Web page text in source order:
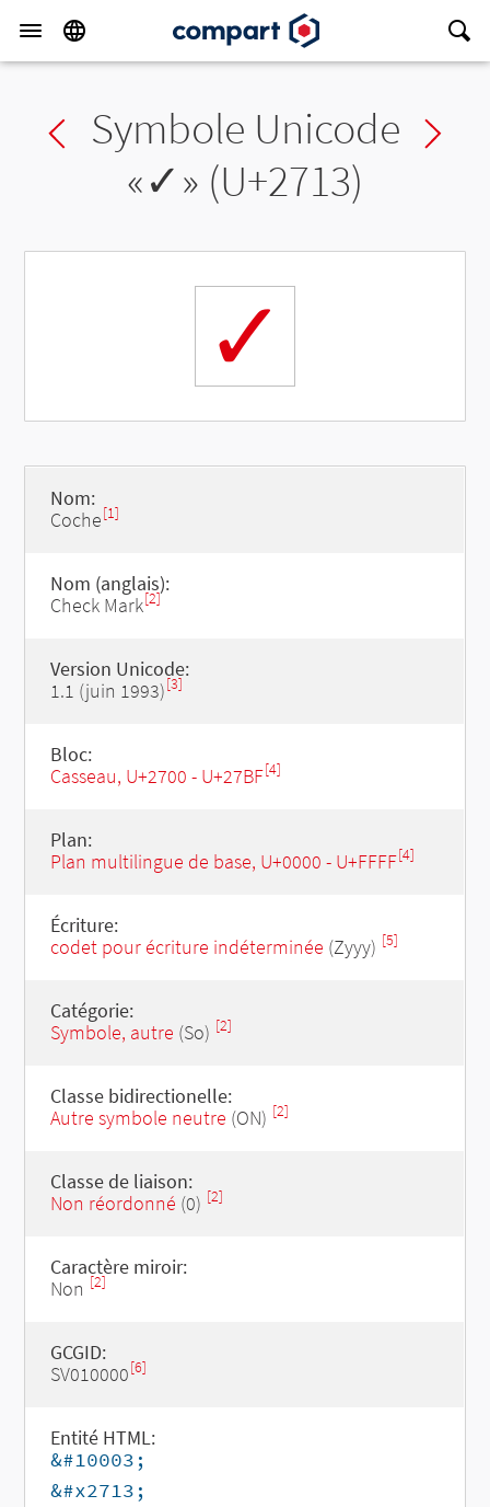
Previous char
Symbole Unicode
«✓» (U+2713)
✓
Nom:
Coche[1]
Nom (anglais):
Check Mark[2]
Version Unicode:
1.1 (juin 1993)[3]
Bloc:
Casseau, U+2700 - U+27BF[4]
Plan:
Plan multilingue de base, U+0000 - U+FFFF[4]
Écriture:
codet pour écriture indéterminée (Zyyy) [5]
Catégorie:
Symbole, autre (So) [2]
Classe bidirectionelle:
Autre symbole neutre (ON) [2]
Classe de liaison:
Non réordonné (0) [2]
Caractère miroir:
Non [2]
GCGID:
SV010000[6]
Entité HTML:
&#10003;
&#x2713;